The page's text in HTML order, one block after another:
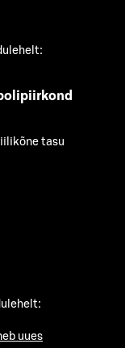
tasu
uues